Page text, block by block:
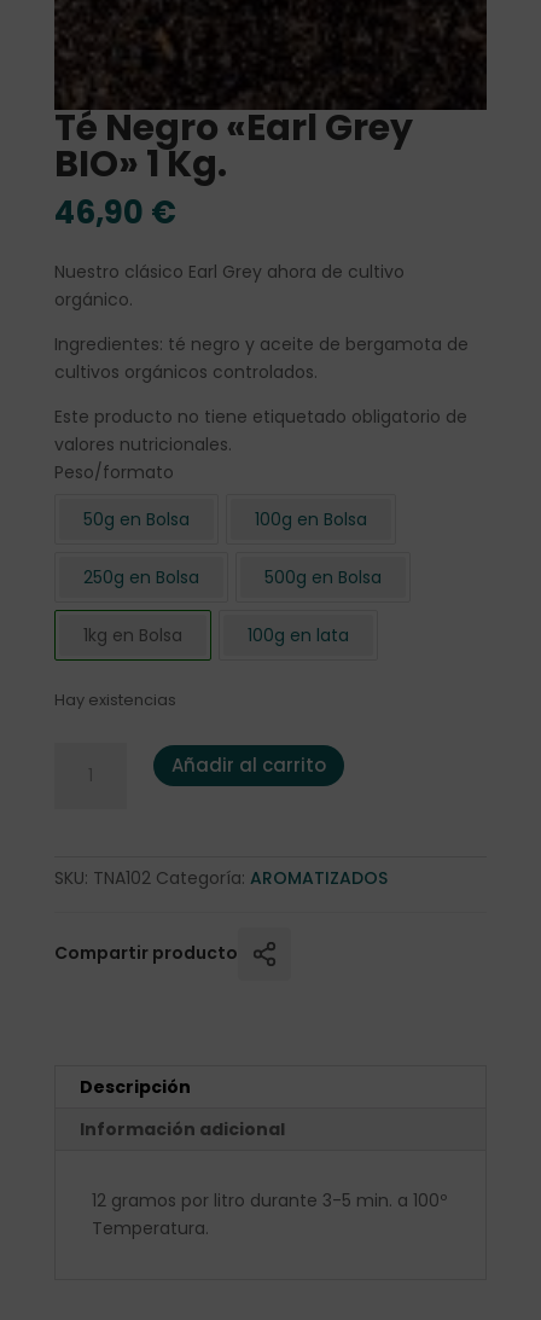
Té Negro «Earl Grey
BIO» 1 Kg.
46,90 €
Nuestro clásico Earl Grey ahora de cultivo
orgánico.
Ingredientes: té negro y aceite de bergamota de
cultivos orgánicos controlados.
Este producto no tiene etiquetado obligatorio de
valores nutricionales.
Peso/formato
50g en Bolsa
100g en Bolsa
250g en Bolsa 500g en Bolsa
1kg en Bolsa 100g en lata
Hay existencias
Té Negro "Earl Grey BIO" 1 Kg. cantidad
Añadir al carrito
SKU: TNA102 Categoría: AROMATIZADOS
Compartir producto
Descripción
Información adicional
12 gramos por litro durante 3-5 min. a 100º
Temperatura.